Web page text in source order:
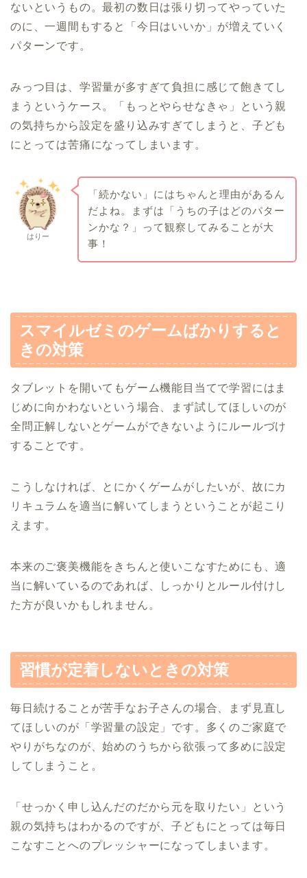
ないというもの。最初の数日は張り切ってやっていた
のに、一週間もすると「今日はいいか」が増えていく
パターンです。
みっつ目は、学習量が多すぎて負担に感じて飽きてし
まうというケース。「もっとやらせなきゃ」という親
の気持ちから設定を盛り込みすぎてしまうと、子ども
にとっては苦痛になってしまいます。
はりー
「続かない」にはちゃんと理由があるん
だよね。まずは「うちの子はどのパター
ンかな？」って観察してみることが大
事！
スマイルゼミのゲームばかりすると
きの対策
タブレットを開いてもゲーム機能目当てで学習にはま
じめに向かわないという場合、まず試してほしいのが
全問正解しないとゲームができないようにルールづけ
することです。
こうしなければ、とにかくゲームがしたいが、故にカ
リキュラムを適当に解いてしまうということが起こり
えます。
本来のご褒美機能をきちんと使いこなすためにも、適
当に解いているのであれば、しっかりとルール付けし
た方が良いかもしれません。
習慣が定着しないときの対策
毎日続けることが苦手なお子さんの場合、まず見直し
てほしいのが「学習量の設定」です。多くのご家庭で
やりがちなのが、始めのうちから欲張って多めに設定
してしまうこと。
「せっかく申し込んだのだから元を取りたい」という
親の気持ちはわかるのですが、子どもにとっては毎日
こなすことへのプレッシャーになってしまいます。